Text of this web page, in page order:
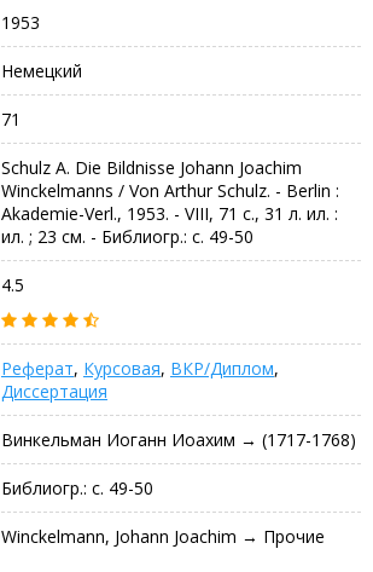
1953
Немецкий
71
Schulz A. Die Bildnisse Johann Joachim
Winckelmanns / Von Arthur Schulz. - Berlin :
Akademie-Verl., 1953. - VIII, 71 с., 31 л. ил. :
ил. ; 23 см. - Библиогр.: с. 49-50
4.5
Реферат, Курсовая, ВКР/Диплом,
Диссертация
Винкельман Иоганн Иоахим → (1717-1768)
Библиогр.: с. 49-50
Winckelmann, Johann Joachim → Прочие